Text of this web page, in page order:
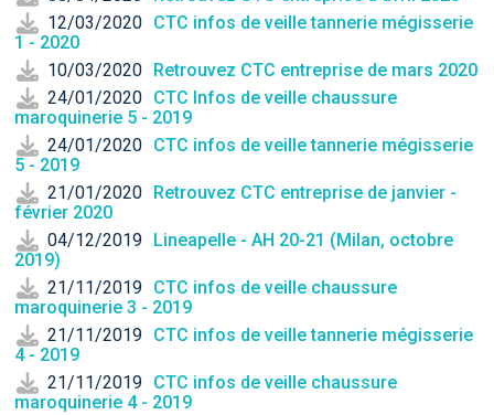
12/03/2020 CTC infos de veille tannerie mégisserie
1 - 2020
10/03/2020
Retrouvez CTC entreprise de mars 2020
24/01/2020 CTC Infos de veille chaussure
maroquinerie 5 - 2019
24/01/2020 CTC infos de veille tannerie mégisserie
5 - 2019
21/01/2020
Retrouvez CTC entreprise de janvier -
février 2020
04/12/2019
Lineapelle - AH 20-21 (Milan, octobre
2019)
21/11/2019 CTC infos de veille chaussure
maroquinerie 3 - 2019
21/11/2019 CTC infos de veille tannerie mégisserie
4 - 2019
21/11/2019 CTC infos de veille chaussure
maroquinerie 4 - 2019